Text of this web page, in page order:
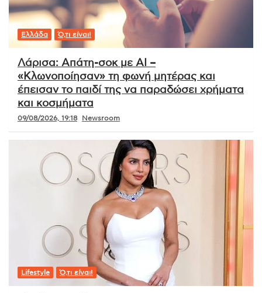
Ελλάδα Ό,τι είναι!
Λάρισα: Απάτη-σοκ με AI –
«Κλωνοποίησαν» τη φωνή μητέρας και
έπεισαν το παιδί της να παραδώσει χρήματα
και κοσμήματα
09/08/2026, 19:18 Newsroom
Lifestyle Ό,τι είναι!